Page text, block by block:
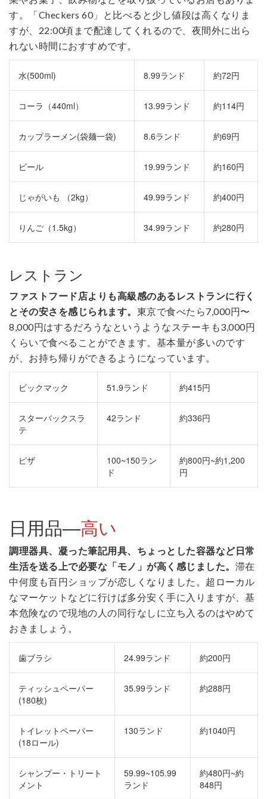
す。「Checkers 60」と比べると少し値段は高くなりま
すが、22:00頃まで配達してくれるので、夜間外に出ら
れない時間におすすめです。
水(500ml) 8.99ランド 約72円
コーラ（440ml） 13.99ランド 約114円
カップラーメン(袋麺一袋) 8.6ランド 約69円
ビール 19.99ランド 約160円
じゃがいも （2kg） 49.99ランド 約400円
りんご（1.5kg） 34.99ランド 約280円
レストラン
ファストフード店よりも高級感のあるレストランに行く
とその安さを感じられます。 東京で食べたら7,000円〜
8,000円はするだろうなというようなステーキも3,000円
くらいで食べることができます。基本量が多いのです
が、お持ち帰りができるようになっています。
ビックマック 51.9ランド 約415円
スターバックスラ
テ
42ランド 約336円
ピザ
100~150ラン
ド
約800円~約1,200
円
日用品―高い
調理器具、凝った筆記用具、ちょっとした容器など日常
生活を送る上で必要な「モノ」が高く感じました。 滞在
中何度も百円ショップが恋しくなりました。超ローカル
なマーケットなどに行けば多分安く手に入りますが、基
本危険なので現地の人の同行なしに立ち入るのはやめて
おきましょう。
歯ブラシ 24.99ランド 約200円
ティッシュペーパー
(180枚)
35.99ランド 約288円
トイレットペーパー
(18ロール)
130ランド 約1040円
シャンプー・トリート
メント
59.99~105.99
ランド
約480円~約
848円